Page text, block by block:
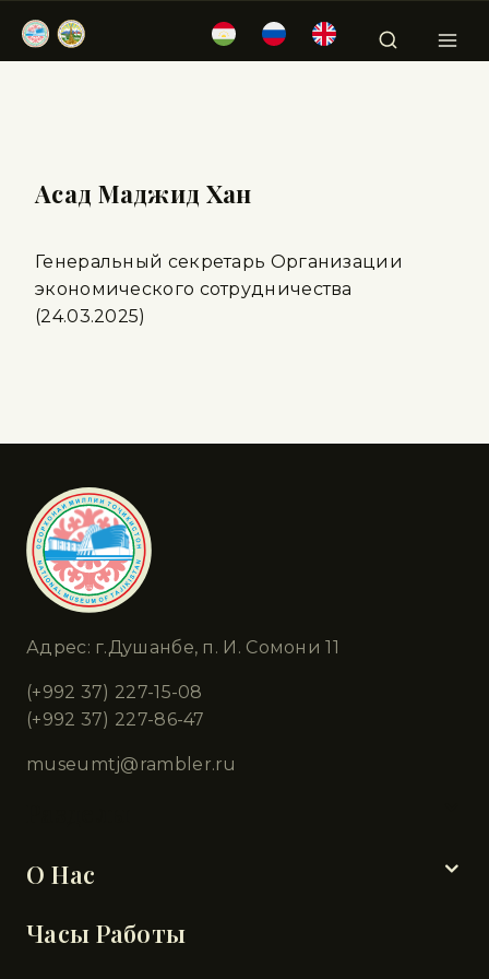
Асад Маджид Хан
Генеральный секретарь Организации
экономического сотрудничества
(24.03.2025)
Адрес: г.Душанбе, п. И. Сомони 11
(+992 37) 227-15-08
(+992 37) 227-86-47
museumtj@rambler.ru
О Нас
Часы Работы